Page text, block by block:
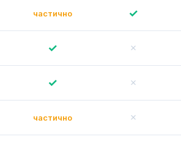
частично ✓
✓ ✗
✓ ✗
частично ✗